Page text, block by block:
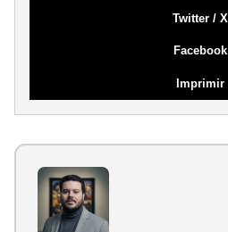
Twitter / X
Facebook
Imprimir